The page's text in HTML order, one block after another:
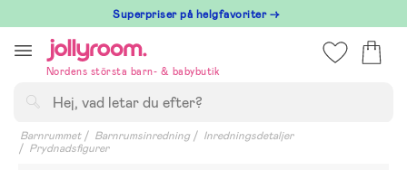
till
innehållet
Superpriser på helgfavoriter →
Nordens största barn- & babybutik
Barnrummet Barnrumsinredning
Inredningsdetaljer
Prydnadsfigurer